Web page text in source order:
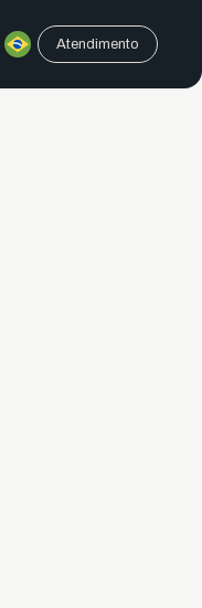
Atendimento